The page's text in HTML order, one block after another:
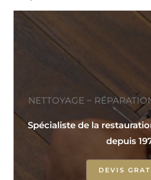
NETTOYAGE ~
Spécialiste de la
depuis
DEVIS